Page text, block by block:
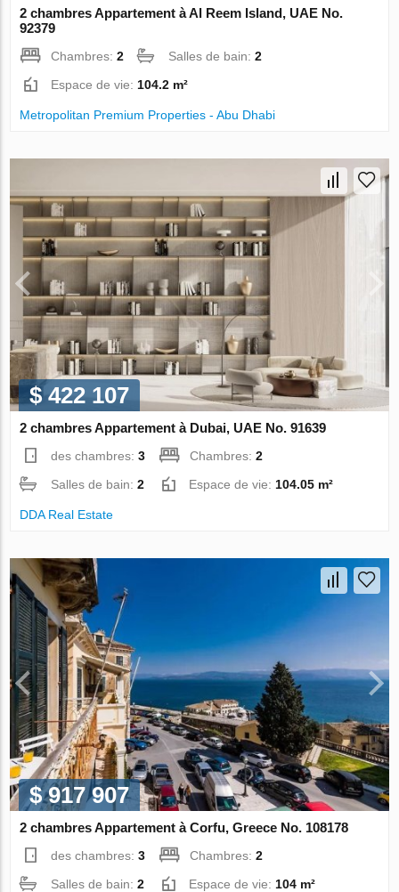
2 chambres Appartement à Al Reem Island, UAE No.
92379
Chambres:2 Salles de bain:2
Espace de vie:104.2 m²
Metropolitan Premium Properties - Abu Dhabi
$ 422 107
2 chambres Appartement à Dubai, UAE No. 91639
des chambres:3 Chambres:2
Salles de bain:2 Espace de vie: 104.05 m²
DDA Real Estate
$ 917 907
2 chambres Appartement à Corfu, Greece No. 108178
des chambres:3 Chambres:2
Salles de bain:2 Espace de vie: 104 m²